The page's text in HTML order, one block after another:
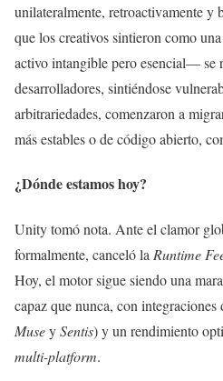
unilateralmente, retroactivamente y
que los creativos sintieron como
activo intangible pero esencial— se
desarrolladores, sintiéndose
arbitrariedades, comenzaron a
más estables o de código abierto,
¿Dónde estamos hoy?
Unity tomó nota. Ante el clamor
formalmente, canceló la Runtime
Hoy, el motor sigue siendo una
capaz que nunca, con
MuseySentis) y un rendimiento
multi-platform.